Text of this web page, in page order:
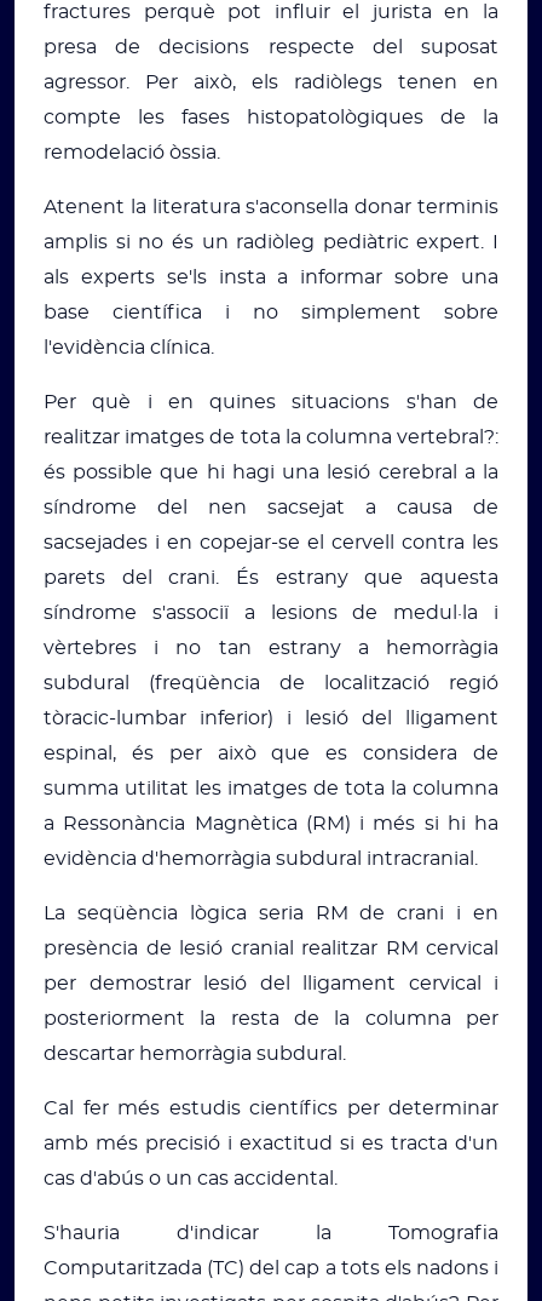
fractures perquè pot influir el jurista en la
presa de decisions respecte del suposat
agressor. Per això, els radiòlegs tenen en
compte les fases histopatològiques de la
remodelació òssia.
Atenent la literatura s'aconsella donar terminis
amplis si no és un radiòleg pediàtric expert. I
als experts se'ls insta a informar sobre una
base científica i no simplement sobre
l'evidència clínica.
Per què i en quines situacions s'han de
realitzar imatges de tota la columna vertebral?:
és possible que hi hagi una lesió cerebral a la
síndrome del nen sacsejat a causa de
sacsejades i en copejar-se el cervell contra les
parets del crani. És estrany que aquesta
síndrome s'associï a lesions de medul·la i
vèrtebres i no tan estrany a hemorràgia
subdural (freqüència de localització regió
tòracic-lumbar inferior) i lesió del lligament
espinal, és per això que es considera de
summa utilitat les imatges de tota la columna
a Ressonància Magnètica (RM) i més si hi ha
evidència d'hemorràgia subdural intracranial.
La seqüència lògica seria RM de crani i en
presència de lesió cranial realitzar RM cervical
per demostrar lesió del lligament cervical i
posteriorment la resta de la columna per
descartar hemorràgia subdural.
Cal fer més estudis científics per determinar
amb més precisió i exactitud si es tracta d'un
cas d'abús o un cas accidental.
S'hauria d'indicar la Tomografia
Computaritzada (TC) del cap a tots els nadons i